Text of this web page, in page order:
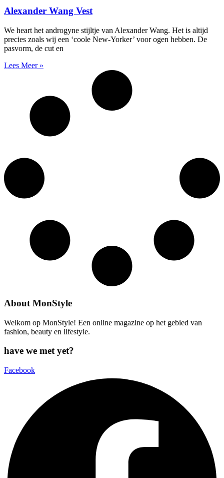
Alexander Wang Vest
We heart het androgyne stijltje van Alexander Wang. Het is altijd
precies zoals wij een ‘coole New-Yorker’ voor ogen hebben. De
pasvorm, de cut en
Lees Meer »
About MonStyle
Welkom op MonStyle! Een online magazine op het gebied van
fashion, beauty en lifestyle.
have we met yet?
Facebook